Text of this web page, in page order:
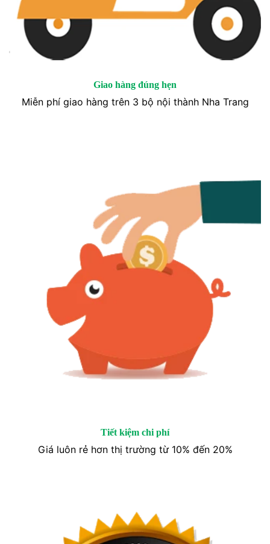
Giao hàng đúng hẹn
Miễn phí giao hàng trên 3 bộ nội thành Nha Trang
Tiết kiệm chi phí
Giá luôn rẻ hơn thị trường từ 10% đến 20%